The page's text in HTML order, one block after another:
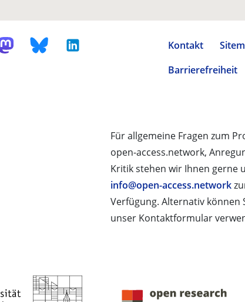
Kontakt
Barrierefreiheit
Für allgemeine Fragen zum
open-access.network,
Kritik stehen wir Ihnen gerne
info@open-access.network
Verfügung. Alternativ können
unser Kontaktformular